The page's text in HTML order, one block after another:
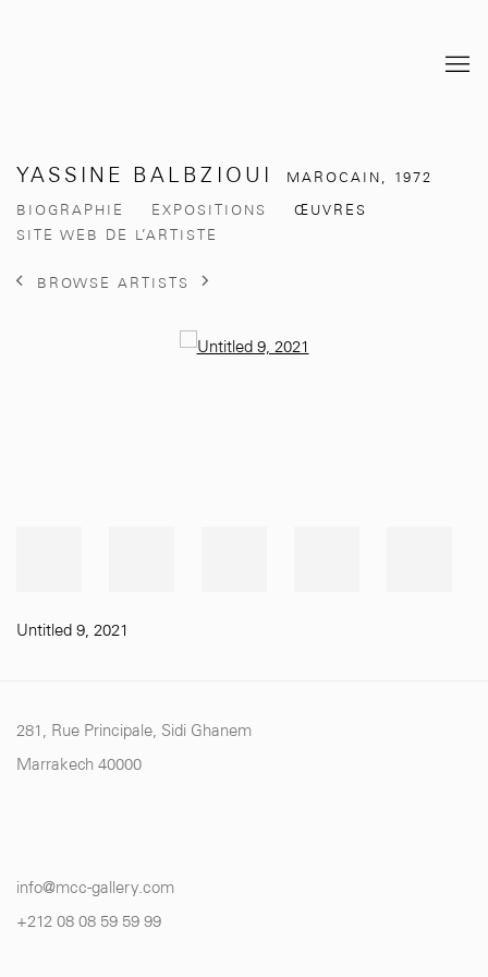
YASSINE BALBZIOUI MAROCAIN, 1972
BIOGRAPHIE
EXPOSITIONS
ŒUVRES
SITE WEB DE L’ARTISTE
BROWSE ARTISTS
Untitled 9, 2021
281, Rue Principale, Sidi Ghanem
Marrakech 40000
info@mcc-gallery.com
+212 08 08 59 59 99